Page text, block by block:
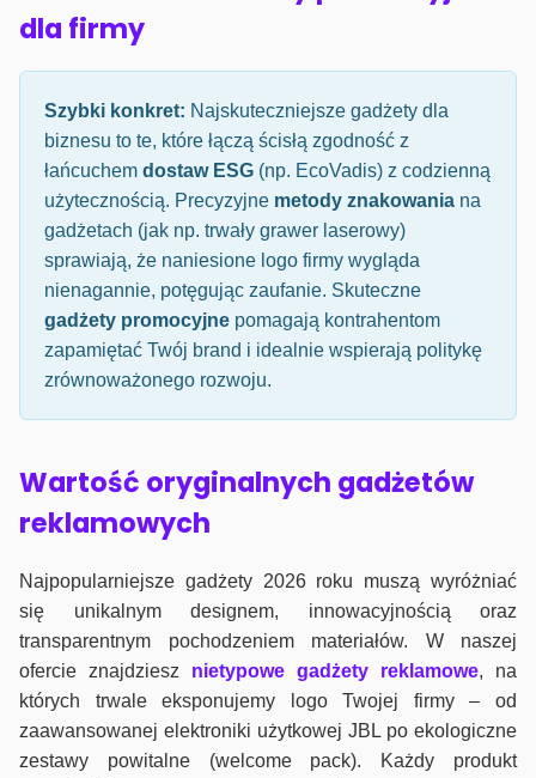
dla firmy
Szybki konkret: Najskuteczniejsze gadżety dla
biznesu to te, które łączą ścisłą zgodność z
łańcuchem dostaw ESG (np. EcoVadis) z codzienną
użytecznością. Precyzyjne metody znakowania na
gadżetach (jak np. trwały grawer laserowy)
sprawiają, że naniesione logo firmy wygląda
nienagannie, potęgując zaufanie. Skuteczne
gadżety promocyjne pomagają kontrahentom
zapamiętać Twój brand i idealnie wspierają politykę
zrównoważonego rozwoju.
Wartość oryginalnych gadżetów
reklamowych
Najpopularniejsze gadżety 2026 roku muszą wyróżniać
się unikalnym designem, innowacyjnością oraz
transparentnym pochodzeniem materiałów. W naszej
ofercie znajdziesz nietypowe gadżety reklamowe, na
których trwale eksponujemy logo Twojej firmy – od
zaawansowanej elektroniki użytkowej JBL po ekologiczne
zestawy powitalne (welcome pack). Każdy produkt